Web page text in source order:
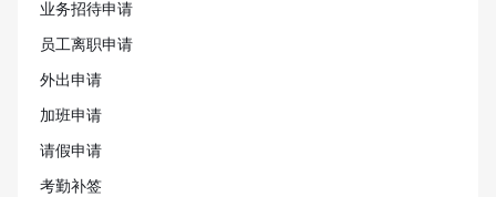
业务招待申请
员工离职申请
外出申请
加班申请
请假申请
考勤补签